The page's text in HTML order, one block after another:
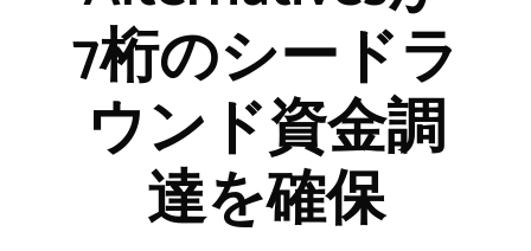
7桁のシードラ
ウンド資金調
達を確保